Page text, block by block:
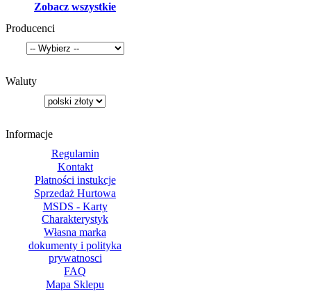
Zobacz wszystkie
Producenci
Waluty
Informacje
Regulamin
Kontakt
Płatności instukcje
Sprzedaż Hurtowa
MSDS - Karty
Charakterystyk
Własna marka
dokumenty i polityka
prywatnosci
FAQ
Mapa Sklepu